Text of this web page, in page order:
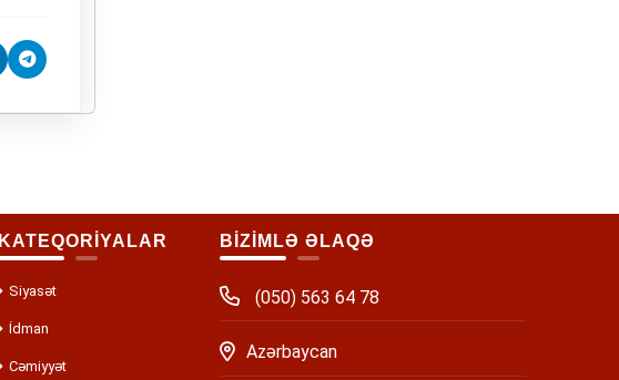
KATEQORİYALAR
Siyasət
İdman
Cəmiyyət
BİZİMLƏ ƏLAQƏ
(050) 563 64 78
Azərbaycan